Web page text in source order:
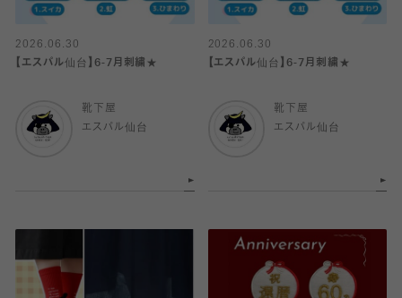
2026.06.30
【エスパル仙台】6-7月刺繍★
靴下屋
エスパル仙台
2026.06.30
【エスパル仙台】6-7月刺繍★
靴下屋
エスパル仙台